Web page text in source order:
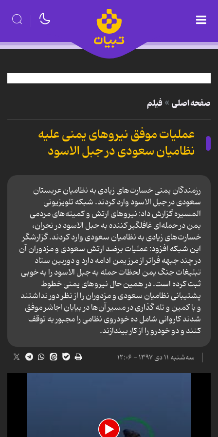
صفحه اصلی فیلم
عملیات موفق نیروهای یمنی علیه
نظامیان سعودی در جبل الاسود
رزمندگان یمنی خسارت‌های زیادی به نظامیان عربستان
سعودی در جبل الاسود وارد کردند. شبکه تلویزیونی
المسیره گزارش داد: نیرو‌های ارتش و کمیته‌های مردمی
یمن در حمله‌ای غافلگیر کننده به جبل الاسود در نجران،
خسارت‌های زیادی به نظامیان سعودی وارد کردند. گزارشگر
این شبکه افزود: عملیات برضد ارتش سعودی و مزدوران آن
در چند جبهه فراتر از مرز یمن ادامه دارد و دوربین ستاد
تبلیغات جنگ یمن لحظات حمله به جبل الاسود را به خوبی
ثبت کرده است. در همین حال نیرو‌های یمنی خطوط
پشتیبانی نظامیان سعودی و مزدوران را از نظر دور نداشتند
و با کمین و تله گذاری در مسیر آن‌ها در بیابان اجاشر موفق
شدند کاروانی شامل ده خودروی نظامی را مجبور به توقف
کنند و دو خودرو را از کار بیندازند.
سه‌شنبه ۱۱ دی ۱۳۹۷ - ۱۲:۰۶